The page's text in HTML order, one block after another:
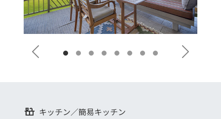
Previous Next
countertops キッチン／簡易キッチン